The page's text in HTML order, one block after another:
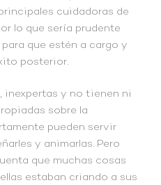
cuidadoras de
lo que sería prudente
que estén a cargo y
posterior.
inexpertas y no tienen ni
sobre la
pueden servir
y animarlas. Pero
que muchas cosas
estaban criando a sus